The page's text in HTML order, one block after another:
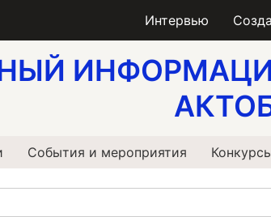
Интервью
События и мероприятия